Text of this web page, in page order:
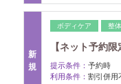
新
規
ボディケア 整体
【ネット予約
提示条件： 予約時
利用条件： 割引併用